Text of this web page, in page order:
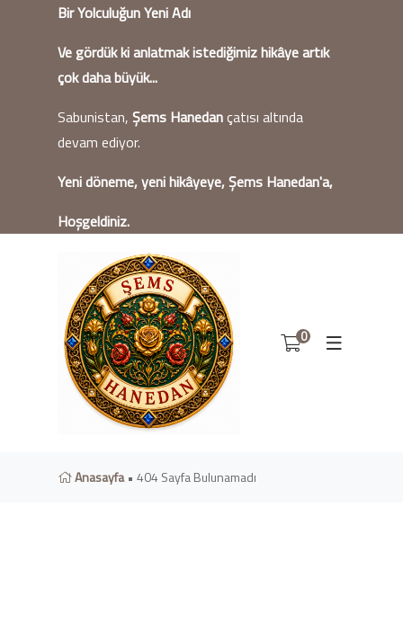
Bir Yolculuğun Yeni Adı
Ve gördük ki anlatmak istediğimiz hikâye artık
çok daha büyük...
Sabunistan, Şems Hanedançatısı altında
devam ediyor.
Yeni döneme, yeni hikâyeye, Şems Hanedan'a,
Hoşgeldiniz.
0
Anasayfa• 404 Sayfa Bulunamadı